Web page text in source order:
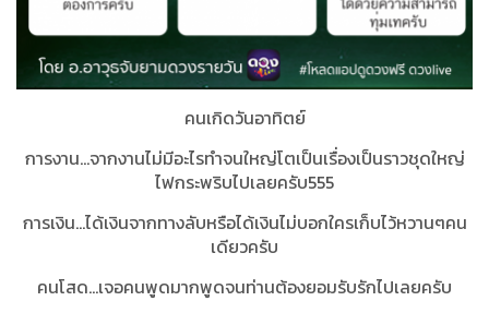
คนเกิดวันอาทิตย์
การงาน...จากงานไม่มีอะไรทำจนใหญ่โตเป็นเรื่องเป็นราวชุดใหญ่
ไฟกระพริบไปเลยครับ555
การเงิน...ได้เงินจากทางลับหรือได้เงินไม่บอกใครเก็บไว้หวานๆคน
เดียวครับ
คนโสด...เจอคนพูดมากพูดจนท่านต้องยอมรับรักไปเลยครับ